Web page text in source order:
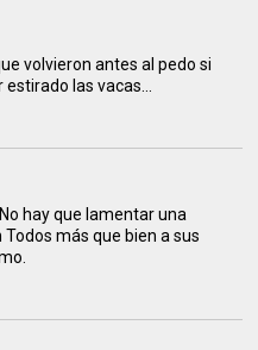
volvieron antes al pedo si
las vacas...
hay que lamentar una
más que bien a sus